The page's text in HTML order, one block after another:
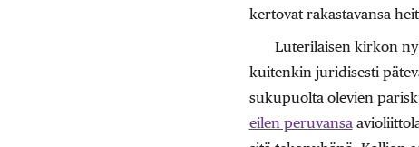
kertovat rakastavansa
Luterilaisen kirkon
kuitenkin juridisesti
sukupuolta olevien
eilen peruvansa